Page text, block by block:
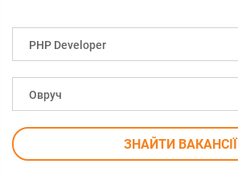
PHP Developer
Овруч
ЗНАЙТИ ВАКАНСІЇ